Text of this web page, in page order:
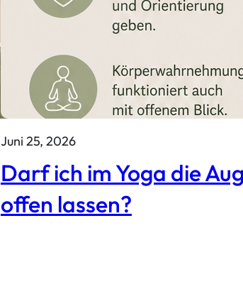
Juni 25, 2026
Darf ich im Yoga die
offen lassen?